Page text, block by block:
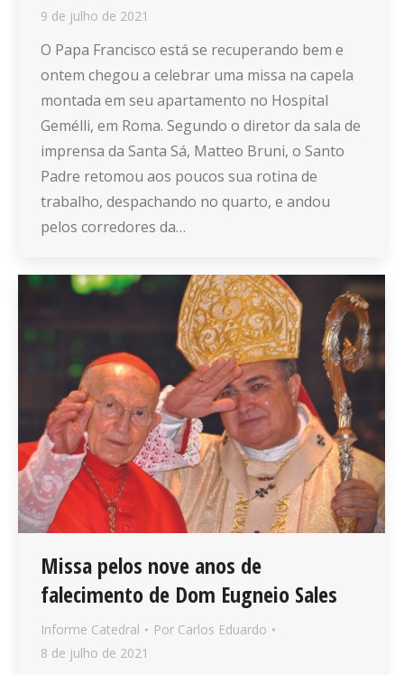
9 de julho de 2021
O Papa Francisco está se recuperando bem e
ontem chegou a celebrar uma missa na capela
montada em seu apartamento no Hospital
Gemélli, em Roma. Segundo o diretor da sala de
imprensa da Santa Sá, Matteo Bruni, o Santo
Padre retomou aos poucos sua rotina de
trabalho, despachando no quarto, e andou
pelos corredores da…
Missa pelos nove anos de
falecimento de Dom Eugneio Sales
Informe Catedral Por Carlos Eduardo
8 de julho de 2021